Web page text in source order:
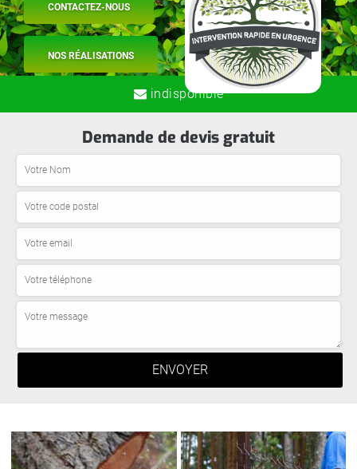
CONTACTEZ-NOUS
NOS RÉALISATIONS
indisponible
Demande de devis gratuit